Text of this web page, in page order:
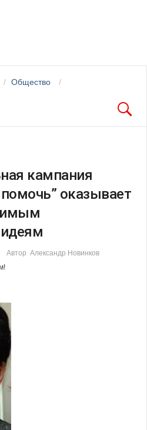
Общество
кампания
оказывает
Автор Александр Новинков